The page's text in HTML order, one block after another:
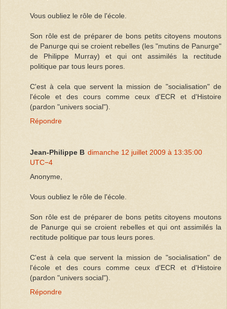
Vous oubliez le rôle de l'école.
Son rôle est de préparer de bons petits citoyens moutons
de Panurge qui se croient rebelles (les "mutins de Panurge"
de Philippe Murray) et qui ont assimilés la rectitude
politique par tous leurs pores.
C'est à cela que servent la mission de "socialisation" de
l'école et des cours comme ceux d'ECR et d'Histoire
(pardon "univers social").
Répondre
Jean-Philippe B dimanche 12 juillet 2009 à 13:35:00
UTC−4
Anonyme,
Vous oubliez le rôle de l'école.
Son rôle est de préparer de bons petits citoyens moutons
de Panurge qui se croient rebelles et qui ont assimilés la
rectitude politique par tous leurs pores.
C'est à cela que servent la mission de "socialisation" de
l'école et des cours comme ceux d'ECR et d'Histoire
(pardon "univers social").
Répondre